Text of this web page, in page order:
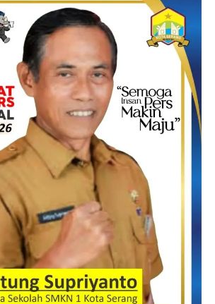
TMMD kali ini marilah kita bersama-sama
saling membantu untuk menyukseskan
agar hasil pelaksanaan TMMD dapat
oleh masyarakat dalam jangka
kesejahteraan masyarakat serta
bersama masyarakat” harapnya.